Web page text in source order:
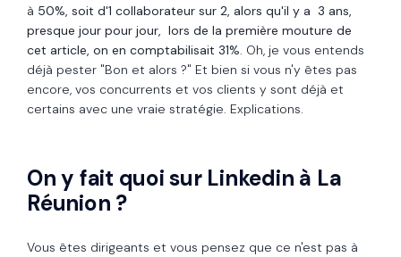
à 50%, soit d'1 collaborateur sur 2, alors qu'il y a 3 ans,
presque jour pour jour, lors de la première mouture de
cet article, on en comptabilisait 31%. Oh, je vous entends
déjà pester "Bon et alors ?" Et bien si vous n'y êtes pas
encore, vos concurrents et vos clients y sont déjà et
certains avec une vraie stratégie. Explications.
On y fait quoi sur Linkedin à La
Réunion ?
Vous êtes dirigeants et vous pensez que ce n'est pas à